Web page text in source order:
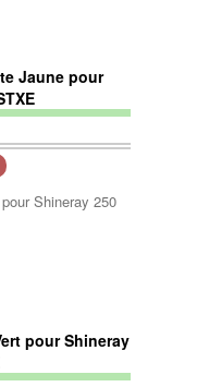
Shineray 250